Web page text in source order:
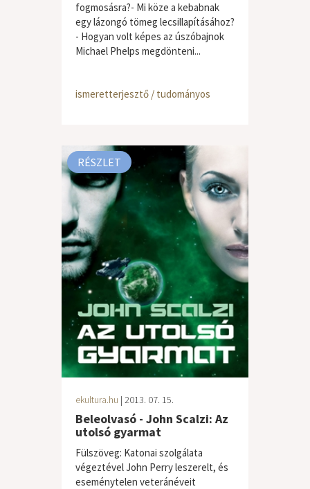
fogmosásra?- Mi köze a kebabnak
egy lázongó tömeg lecsillapításához?
- Hogyan volt képes az úszóbajnok
Michael Phelps megdönteni...
ismeretterjesztő / tudományos
RÉSZLET
ekultura.hu | 2013. 07. 15.
Beleolvasó - John Scalzi: Az
utolsó gyarmat
Fülszöveg: Katonai szolgálata
végeztével John Perry leszerelt, és
eseménytelen veteránéveit